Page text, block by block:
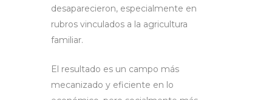
desaparecieron, especialmente en
rubros vinculados a la agricultura
familiar.
El resultado es un campo más
mecanizado y eficiente en lo